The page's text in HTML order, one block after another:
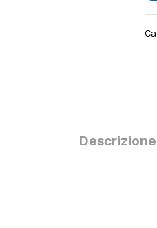
Descrizione